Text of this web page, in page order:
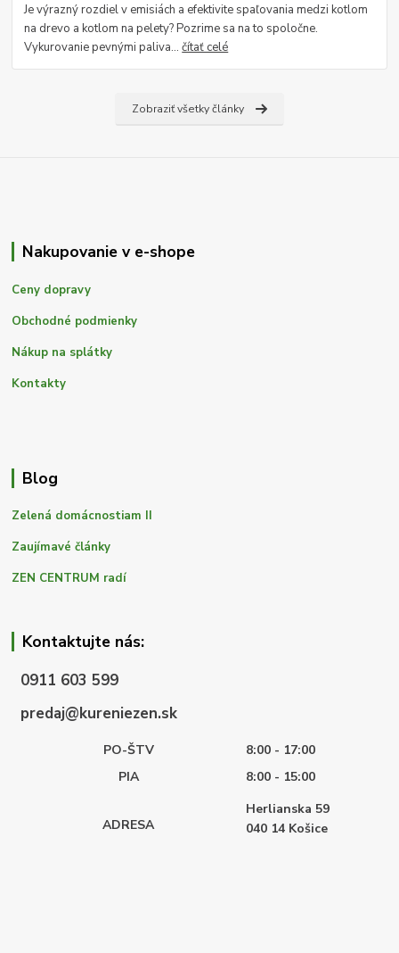
Je výrazný rozdiel v emisiách a efektivite spaľovania medzi kotlom
na drevo a kotlom na pelety? Pozrime sa na to spoločne.
Vykurovanie pevnými paliva...čítať celé
Zobraziť všetky články
Nakupovanie v e-shope
Ceny dopravy
Obchodné podmienky
Nákup na splátky
Kontakty
Blog
Zelená domácnostiam II
Zaujímavé články
ZEN CENTRUM radí
Kontaktujte nás:
0911 603 599
predaj@kureniezen.sk
PO-ŠTV
8:00 - 17:00
PIA
8:00 - 15:00
ADRESA
Herlianska 59
040 14 Košice